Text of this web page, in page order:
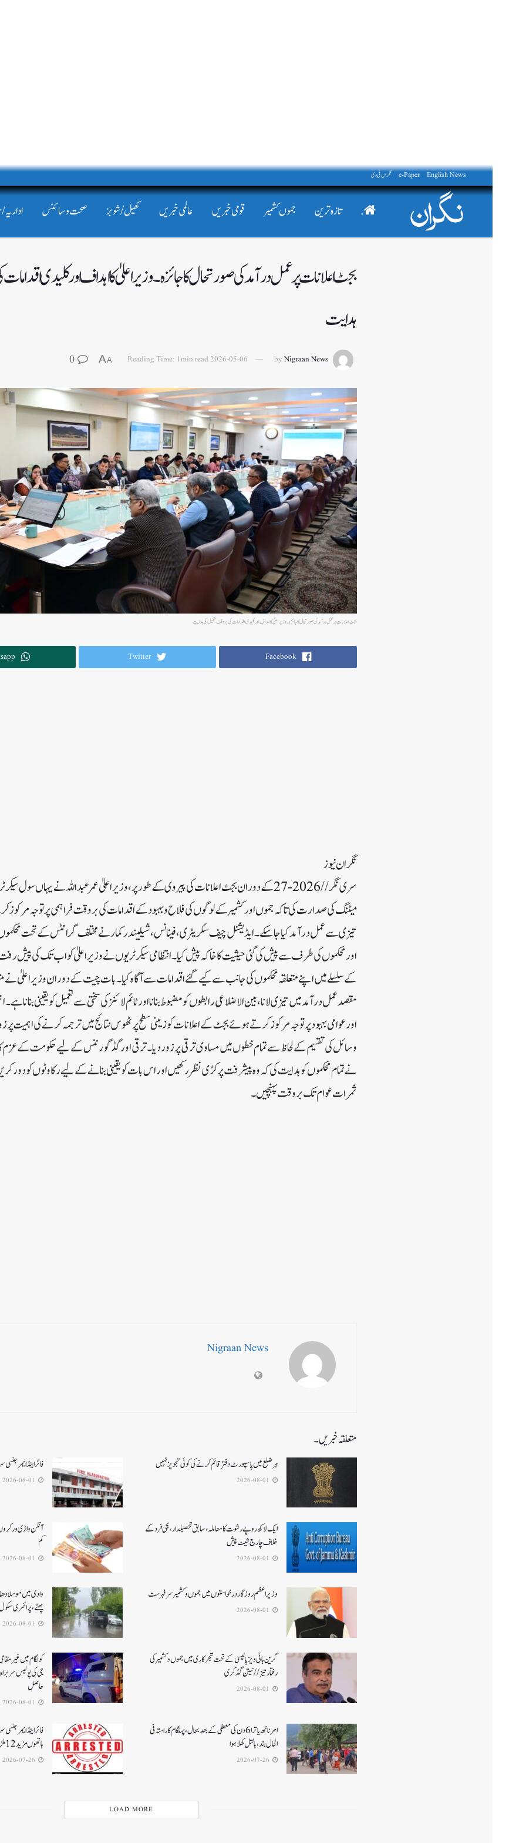
English News
e-Paper نگراں ٹی وی
. تازہ ترین جموں کشمیر قومی خبریں عالمی خبریں کھیل/شوبز صحت و سائنس
بجٹ اعلانات پر عمل درآمد کی صورتحال کا جائزہ۔وزیر اعلیٰ کا اہداف اور کلیدی
ہدایت
by Nigraan News
2026-05-06
Reading Time: 1min read
A
A
بجٹ اعلانات پر عمل درآمد کی صورتحال کا جائزہ۔وزیر اعلیٰ کا اہداف اور کلیدی اقدامات کی بروقت تکمیل کی ہدایت
Facebook
Twitter
نگران نیوز
سری نگر// 2026-27 کے دوران بجٹ اعلانات کی پیروی کے طور پر، وزیر اعلیٰ عمر عبداللہ نے یہاں سول
میٹنگ کی صدارت کی تاکہ جموں اور کشمیر کے لوگوں کی فلاح و بہبود کے اقدامات کی بروقت فراہمی پر توجہ
تیزی سے عمل درآمد کیا جا سکے۔ایڈیشنل چیف سکریٹری، فینانس، شیلیندر کمار نے مختلف گرانٹس کے تحت
اور محکموں کی طرف سے پیش کی گئی حیثیت کا خاکہ پیش کیا۔انتظامی سیکرٹریوں نے وزیر اعلیٰ کو اب تک کی پیش
کے سلسلے میں اپنے متعلقہ محکموں کی جانب سے کیے گئے اقدامات سے آگاہ کیا۔بات چیت کے دوران وزیر اعلیٰ
مقصد عمل درآمد میں تیزی لانا، بین الاضلاعی رابطوں کو مضبوط بنانا اور ٹائم لائنز کی سختی سے تعمیل کو یقینی بنانا
اور عوامی بہبود پر توجہ مرکوز کرتے ہوئے بجٹ کے اعلانات کو زمینی سطح پر ٹھوس نتائج میں ترجمہ کرنے کی اہمیت
وسائل کی تقسیم کے لحاظ سے تمام خطوں میں مساوی ترقی پر زور دیا۔ترقی اور گڈ گورننس کے لیے حکومت کے عزم
نے تمام محکموں کو ہدایت کی کہ وہ پیشرفت پر کڑی نظر رکھیں اور اس بات کو یقینی بنانے کے لیے رکاوٹوں کو
ثمرات عوام تک بروقت پہنچیں۔
Nigraan News
متعلقہ خبریں۔
ہر ضلع میں پاسپورٹ دفتر قائم کرنے کی کوئی تجویز نہیں فائر اینڈ
ایک لاکھ روپے رشوت کا معاملہ،سابق تحصیلدار، نجی فرد کے
خلاف چارج شیٹ پیش
آنگن واڑی ورکروں
کم
وزیر اعظم روزگار درخواستوں میں جموں و کشمیر سرفہرست
وادی میں
پھٹے، پرائمری
گرین ہائی ویز پالیسی کے تحت شجرکاری میں جموں و کشمیر کی
رفتار تیز// نیتن گڈکری
جی کی پولیس
حاصل
امرناتھ یاترا 6دن کی معطلی کے بعد بحال،پہلگام کا راستہ فی
الحال بند، بالتل کھلا ہوا
فائر اینڈ
ہاتھوں مزید 12 ملزمان گرفتار
LOAD MORE